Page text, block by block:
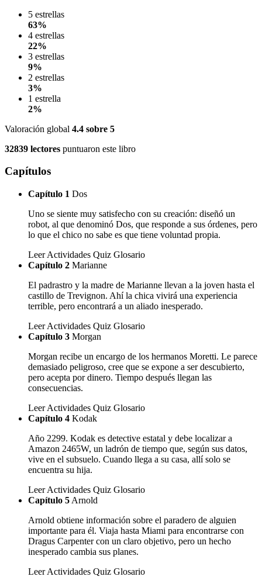
5 estrellas
63%
4 estrellas
22%
3 estrellas
9%
2 estrellas
3%
1 estrella
2%
Valoración global 4.4 sobre 5
32839 lectores puntuaron este libro
Capítulos
Capítulo 1 Dos
Uno se siente muy satisfecho con su creación: diseñó un
robot, al que denominó Dos, que responde a sus órdenes, pero
lo que el chico no sabe es que tiene voluntad propia.
Leer Actividades Quiz Glosario
Capítulo 2 Marianne
El padrastro y la madre de Marianne llevan a la joven hasta el
castillo de Trevignon. Ahí la chica vivirá una experiencia
terrible, pero encontrará a un aliado inesperado.
Leer Actividades Quiz Glosario
Capítulo 3 Morgan
Morgan recibe un encargo de los hermanos Moretti. Le parece
demasiado peligroso, cree que se expone a ser descubierto,
pero acepta por dinero. Tiempo después llegan las
consecuencias.
Leer Actividades Quiz Glosario
Capítulo 4 Kodak
Año 2299. Kodak es detective estatal y debe localizar a
Amazon 2465W, un ladrón de tiempo que, según sus datos,
vive en el subsuelo. Cuando llega a su casa, allí solo se
encuentra su hija.
Leer Actividades Quiz Glosario
Capítulo 5 Arnold
Arnold obtiene información sobre el paradero de alguien
importante para él. Viaja hasta Miami para encontrarse con
Dragus Carpenter con un claro objetivo, pero un hecho
inesperado cambia sus planes.
Leer Actividades Quiz Glosario